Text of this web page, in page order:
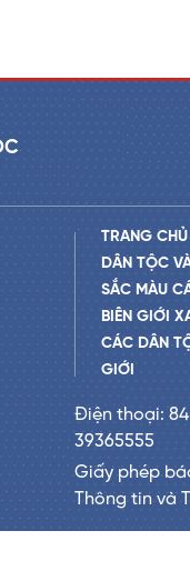
TRANG CHỦ
DÂN TỘC
SẮC MÀU
BIÊN GIỚI
CÁC DÂN
GIỚI
Điện thoại:
39365555
Giấy phép
Thông tin và